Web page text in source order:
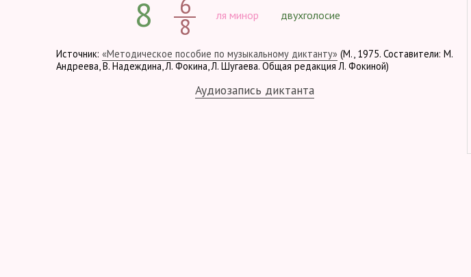
8 8 ля минор двухголосие
Источник: «Методическое пособие по музыкальному диктанту» (М., 1975. Составители: М.
Андреева, В. Надеждина, Л. Фокина, Л. Шугаева. Общая редакция Л. Фокиной)
Аудиозапись диктанта